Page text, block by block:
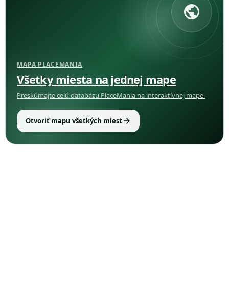
public
MAPA PLACEMANIA
Všetky miesta na jednej mape
Preskúmajte celú databázu PlaceMania na interaktívnej mape.
Otvoriť mapu všetkých miestarrow_forward